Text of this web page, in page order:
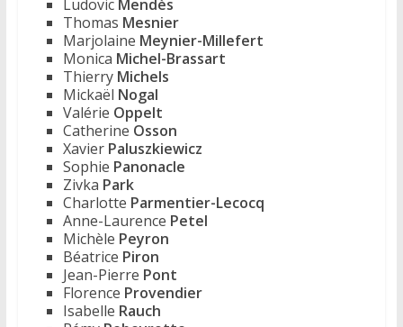
Ludovic Mendès
Thomas Mesnier
Marjolaine Meynier-Millefert
Monica Michel-Brassart
Thierry Michels
Mickaël Nogal
Valérie Oppelt
Catherine Osson
Xavier Paluszkiewicz
Sophie Panonacle
Zivka Park
Charlotte Parmentier-Lecocq
Anne-Laurence Petel
Michèle Peyron
Béatrice Piron
Jean-Pierre Pont
Florence Provendier
Isabelle Rauch